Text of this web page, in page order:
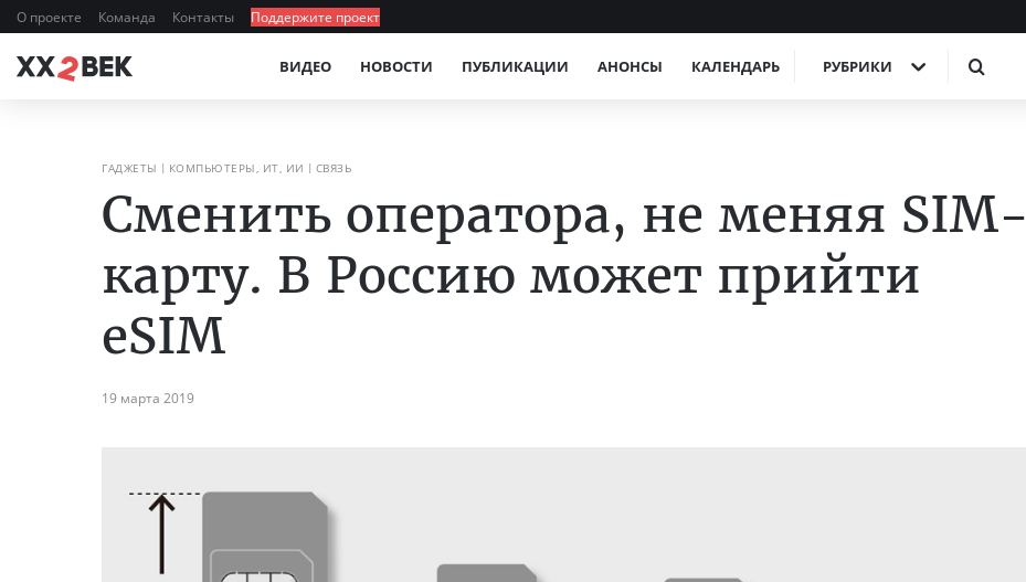
О проекте Команда Контакты Поддержите проект
ВИДЕО НОВОСТИ ПУБЛИКАЦИИ АНОНСЫ КАЛЕНДАРЬ РУБРИКИ
ГАДЖЕТЫ КОМПЬЮТЕРЫ, ИТ, ИИ СВЯЗЬ
Сменить оператора, не меняя SIM-
карту. В Россию может прийти
eSIM
19 марта 2019